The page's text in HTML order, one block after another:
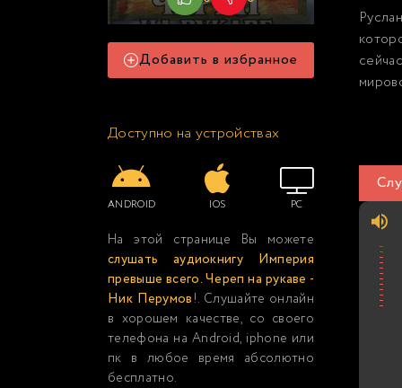
Добавить в избранное
Доступно на устройствах
ANDROID IOS PC
На этой странице Вы можете
слушать аудиокнигу Империя
превыше всего. Череп на рукаве -
Ник Перумов!. Слушайте онлайн
в хорошем качестве, со своего
телефона на Android, iphone или
пк в любое время абсолютно
бесплатно.